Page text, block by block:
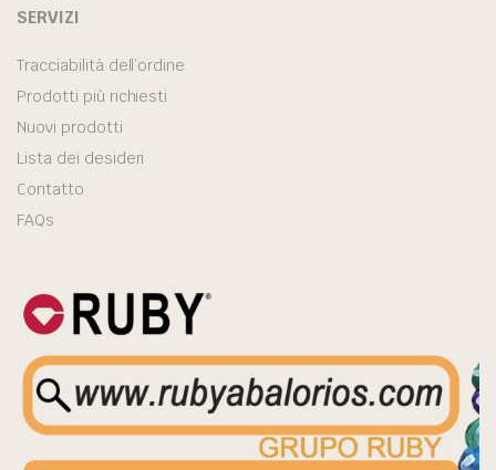
SERVIZI
Tracciabilità dell’ordine
Prodotti più richiesti
Nuovi prodotti
Lista dei desideri
Contatto
FAQs